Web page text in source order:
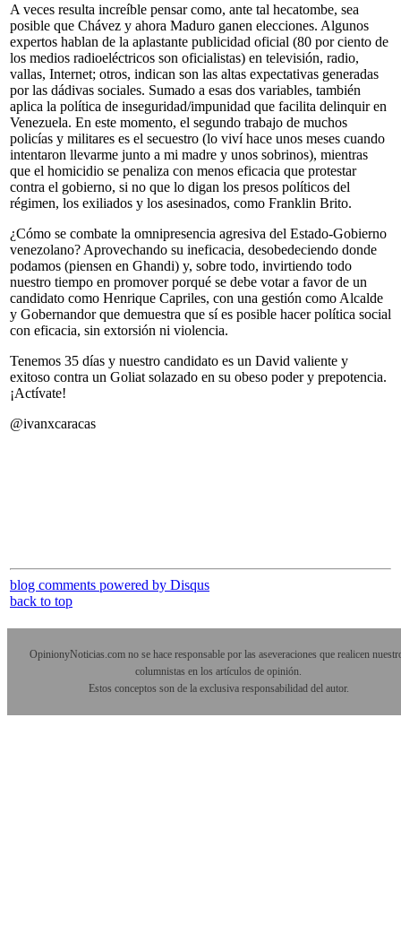
A veces resulta increíble pensar como, ante tal hecatombe, sea
posible que Chávez y ahora Maduro ganen elecciones. Algunos
expertos hablan de la aplastante publicidad oficial (80 por ciento de
los medios radioeléctricos son oficialistas) en televisión, radio,
vallas, Internet; otros, indican son las altas expectativas generadas
por las dádivas sociales. Sumado a esas dos variables, también
aplica la política de inseguridad/impunidad que facilita delinquir en
Venezuela. En este momento, el segundo trabajo de muchos
policías y militares es el secuestro (lo viví hace unos meses cuando
intentaron llevarme junto a mi madre y unos sobrinos), mientras
que el homicidio se penaliza con menos eficacia que protestar
contra el gobierno, si no que lo digan los presos políticos del
régimen, los exiliados y los asesinados, como Franklin Brito.
¿Cómo se combate la omnipresencia agresiva del Estado-Gobierno
venezolano? Aprovechando su ineficacia, desobedeciendo donde
podamos (piensen en Ghandi) y, sobre todo, invirtiendo todo
nuestro tiempo en promover porqué se debe votar a favor de un
candidato como Henrique Capriles, con una gestión como Alcalde
y Gobernandor que demuestra que sí es posible hacer política social
con eficacia, sin extorsión ni violencia.
Tenemos 35 días y nuestro candidato es un David valiente y
exitoso contra un Goliat solazado en su obeso poder y prepotencia.
¡Actívate!
@ivanxcaracas
blog comments powered by Disqus
back to top
OpinionyNoticias.com no se hace responsable por las aseveraciones que realicen
columnistas en los artículos de opinión.
Estos conceptos son de la exclusiva responsabilidad del autor.